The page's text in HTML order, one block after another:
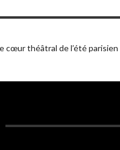
cœur théâtral de l’été parisien